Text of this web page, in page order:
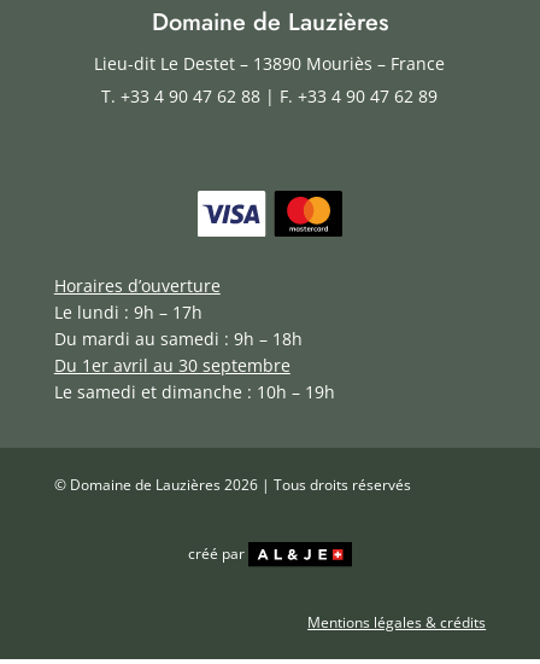
Domaine de Lauzières
Lieu-dit Le Destet – 13890 Mouriès – France
T.+33 4 90 47 62 88 | F. +33 4 90 47 62 89
Horaires d’ouverture
Le lundi : 9h – 17h
Du mardi au samedi : 9h – 18h
Du 1er avril au 30 septembre
Le samedi et dimanche : 10h – 19h
© Domaine de Lauzières 2026 | Tous droits réservés
créé par
Mentions légales & crédits